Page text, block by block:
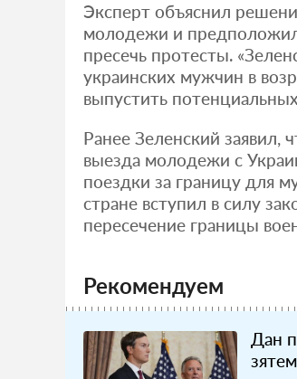
Эксперт объяснил
молодежи и
пресечь протесты.
украинских мужчин в
выпустить
Ранее Зеленский заявил,
выезда молодежи с
поездки за границу для
стране вступил в силу
пересечение границы
Рекомендуем
Дан